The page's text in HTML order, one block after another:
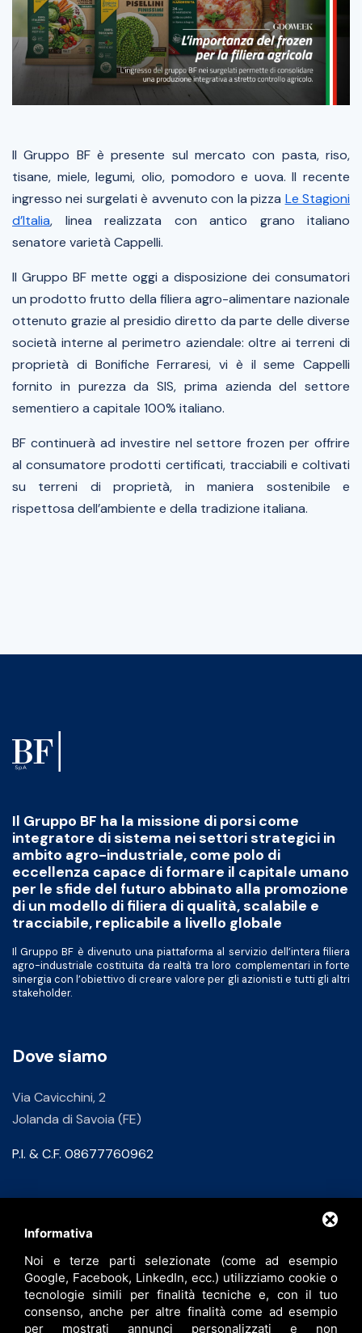
Il Gruppo BF è presente sul mercato con pasta, riso,
tisane, miele, legumi, olio, pomodoro e uova. Il recente
ingresso nei surgelati è avvenuto con la pizza Le Stagioni
d’Italia, linea realizzata con antico grano italiano
senatore varietà Cappelli.
Il Gruppo BF mette oggi a disposizione dei consumatori
un prodotto frutto della filiera agro-alimentare nazionale
ottenuto grazie al presidio diretto da parte delle diverse
società interne al perimetro aziendale: oltre ai terreni di
proprietà di Bonifiche Ferraresi, vi è il seme Cappelli
fornito in purezza da SIS, prima azienda del settore
sementiero a capitale 100% italiano.
BF continuerà ad investire nel settore frozen per offrire
al consumatore prodotti certificati, tracciabili e coltivati
su terreni di proprietà, in maniera sostenibile e
rispettosa dell’ambiente e della tradizione italiana.
Il Gruppo BF ha la missione di porsi come
integratore di sistema nei settori strategici in
ambito agro-industriale, come polo di
eccellenza capace di formare il capitale umano
per le sfide del futuro abbinato alla promozione
di un modello di filiera di qualità, scalabile e
tracciabile, replicabile a livello globale
Il Gruppo BF è divenuto una piattaforma al servizio dell’intera filiera
agro-industriale costituita da realtà tra loro complementari in forte
sinergia con l’obiettivo di creare valore per gli azionisti e tutti gli altri
stakeholder.
Dove siamo
Via Cavicchini, 2
Jolanda di Savoia (FE)
P.I. & C.F. 08677760962
info@bfspa.it
+39 0532 836102
Lavora con noi
Informativa
Noi e terze parti selezionate (come ad esempio
Google, Facebook, LinkedIn, ecc.) utilizziamo cookie o
tecnologie simili per finalità tecniche e, con il tuo
consenso, anche per altre finalità come ad esempio
per mostrati annunci personalizzati e non